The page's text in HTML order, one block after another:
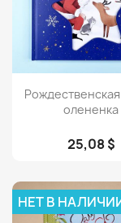

олененка
25,08 $
НЕТ В